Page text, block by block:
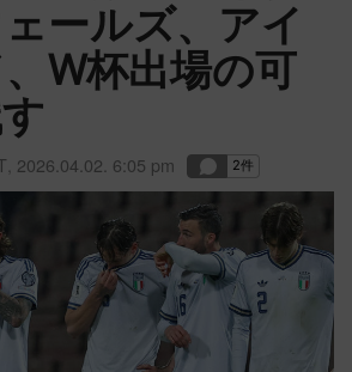
ールズ、アイ
W杯出場の可
2026.04.02. 6:05 pm